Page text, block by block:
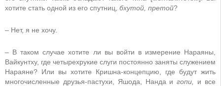
хотите стать одной из его спутниц, бхутой, претой?
– Нет, я не хочу.
– В таком случае хотите ли вы войти в измерение Нараяны,
Вайкунтху, где четырехрукие слуги постоянно заняты служением
Нараяне? Или вы хотите Кришна-концепцию, где будут жить
многочисленные друзья-пастухи, Яшода, Нанда игопи, и все